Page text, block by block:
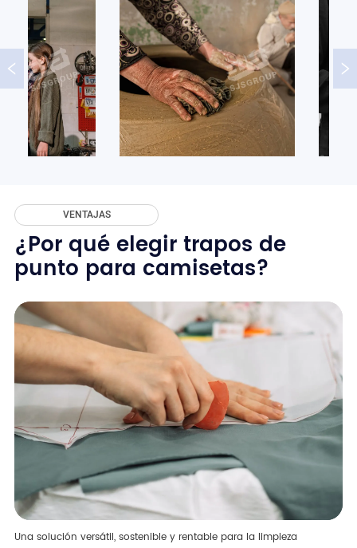
VENTAJAS
¿Por qué elegir trapos de
punto para camisetas?
Una solución versátil, sostenible y rentable para la limpieza